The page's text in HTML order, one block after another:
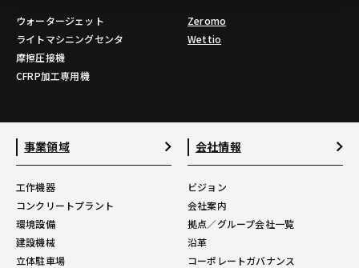
ウォータージェット
ライトマシニングセンタ
摩擦圧接機
CFRP加工専用機
Zeromo
Wettio
事業領域
工作機器
コンクリートプラント
環境設備
建設機械
立体駐車場
会社情報
ビジョン
会社案内
拠点／グループ会社一覧
沿革
コーポレートガバナンス